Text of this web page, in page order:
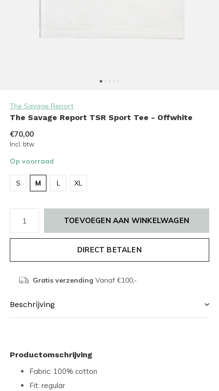
The Savage Report
The Savage Report TSR Sport Tee - Offwhite
€70,00
Incl. btw
Op voorraad
S M L XL
TOEVOEGEN AAN WINKELWAGEN
DIRECT BETALEN
Gratis verzending Vanaf €100,-
Beschrijving
Productomschrijving
Fabric: 100% cotton
Fit: regular